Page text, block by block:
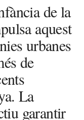
de la
aquest
urbanes
de
La
garantir